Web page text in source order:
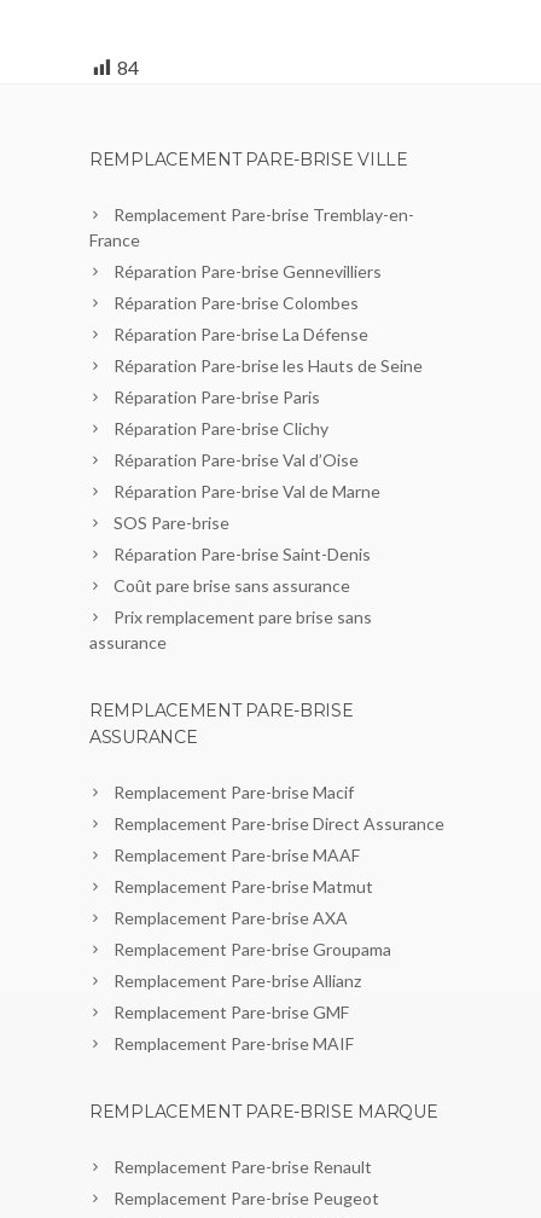
84
REMPLACEMENT PARE-BRISE VILLE
Remplacement Pare-brise Tremblay-en-
France
Réparation Pare-brise Gennevilliers
Réparation Pare-brise Colombes
Réparation Pare-brise La Défense
Réparation Pare-brise les Hauts de Seine
Réparation Pare-brise Paris
Réparation Pare-brise Clichy
Réparation Pare-brise Val d’Oise
Réparation Pare-brise Val de Marne
SOS Pare-brise
Réparation Pare-brise Saint-Denis
Coût pare brise sans assurance
Prix remplacement pare brise sans
assurance
REMPLACEMENT PARE-BRISE
ASSURANCE
Remplacement Pare-brise Macif
Remplacement Pare-brise Direct Assurance
Remplacement Pare-brise MAAF
Remplacement Pare-brise Matmut
Remplacement Pare-brise AXA
Remplacement Pare-brise Groupama
Remplacement Pare-brise Allianz
Remplacement Pare-brise GMF
Remplacement Pare-brise MAIF
REMPLACEMENT PARE-BRISE MARQUE
Remplacement Pare-brise Renault
Remplacement Pare-brise Peugeot